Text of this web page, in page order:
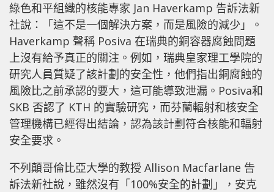
綠色和平組織的核能專家 Jan Haverkamp 告訴法新
社說：「這不是一個解決方案，而是風險的減少」。
Haverkamp 聲稱 Posiva 在瑞典的銅容器腐蝕問題
上沒有給予真正的關注。例如，瑞典皇家理工學院的
研究人員質疑了該計劃的安全性，他們指出銅腐蝕的
風險比之前承認的要大，這可能導致泄漏。Posiva和
SKB 否認了 KTH 的實驗研究，而芬蘭輻射和核安全
管理機構已經得出結論，認為該計劃符合核能和輻射
安全要求。
不列顛哥倫比亞大學的教授 Allison Macfarlane 告
訴法新社說，雖然沒有「100%安全的計劃」，安克